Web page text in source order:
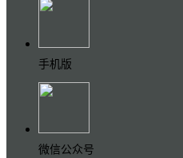
手机版
微信公众号